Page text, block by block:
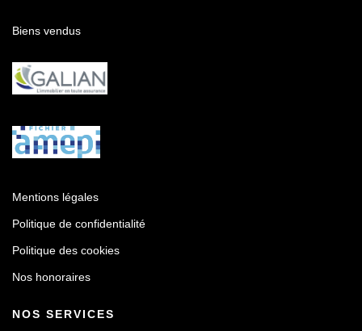
Biens vendus
Mentions légales
Politique de confidentialité
Politique des cookies
Nos honoraires
NOS SERVICES